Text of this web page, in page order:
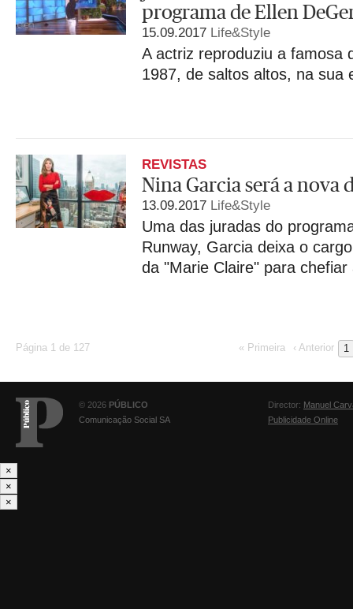
programa de Ellen
15.09.2017 Life&Style
A actriz reproduziu a famosa
1987, de saltos altos, na sua
REVISTAS
Nina Garcia será a nova
13.09.2017 Life&Style
Uma das juradas do
Runway, Garcia deixa o
da "Marie Claire" para chefiar
Página 1 de 127 « Primeira ‹ Anterior 1
© 2026 PÚBLICO
Comunicação Social SA
Director: Manuel
Publicidade Online
×
×
×